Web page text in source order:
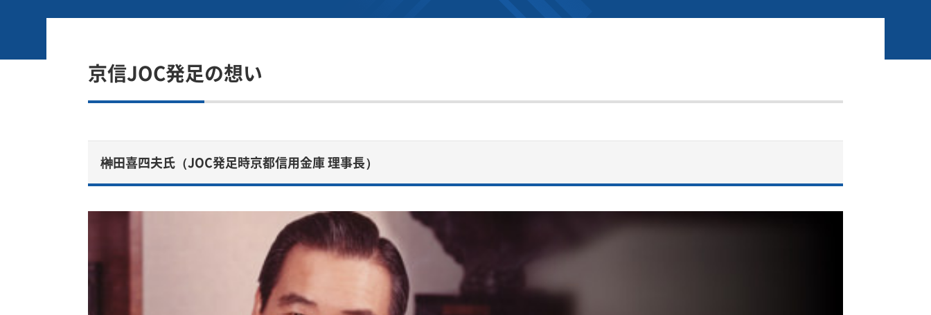
京信JOC発足の想い
榊田喜四夫氏（JOC発足時京都信用金庫 理事長）